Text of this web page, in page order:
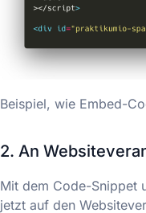
Beispiel, wie Embed-
2. An
Mit dem Code-Snippet
jetzt auf den